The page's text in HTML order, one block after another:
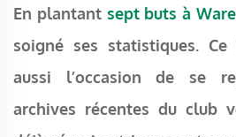
En plantant sept buts à
soigné ses statistiques. Ce
aussi l’occasion de se
archives récentes du club